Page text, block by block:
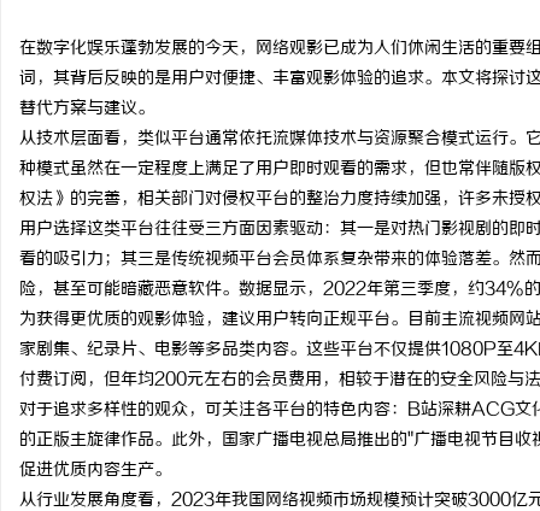
在数字化娱乐蓬勃发展的今天，网络观影已成为人们休闲生活的重
词，其背后反映的是用户对便捷、丰富观影体验的追求。本文将探
替代方案与建议。
从技术层面看，类似平台通常依托流媒体技术与资源聚合模式运行
种模式虽然在一定程度上满足了用户即时观看的需求，但也常伴随
权法》的完善，相关部门对侵权平台的整治力度持续加强，许多未授
用户选择这类平台往往受三方面因素驱动：其一是对热门影视剧的
看的吸引力；其三是传统视频平台会员体系复杂带来的体验落差。
险，甚至可能暗藏恶意软件。数据显示，2022年第三季度，约34%
为获得更优质的观影体验，建议用户转向正规平台。目前主流视频
家剧集、纪录片、电影等多品类内容。这些平台不仅提供1080P至
付费订阅，但年均200元左右的会员费用，相较于潜在的安全风险与
对于追求多样性的观众，可关注各平台的特色内容：B站深耕ACG
的正版主旋律作品。此外，国家广播电视总局推出的"广播电视节目
促进优质内容生产。
从行业发展角度看，2023年我国网络视频市场规模预计突破3000